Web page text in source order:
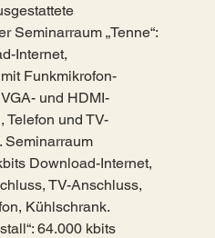
Seminarraum „Tenne“:
Internet,
Funkmikrofon-
und HDMI-
Telefon und TV-
Seminarraum
Download-Internet,
TV-Anschluss,
Kühlschrank.
64.000 kbits